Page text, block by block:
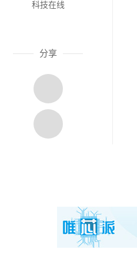
科技在线
分享